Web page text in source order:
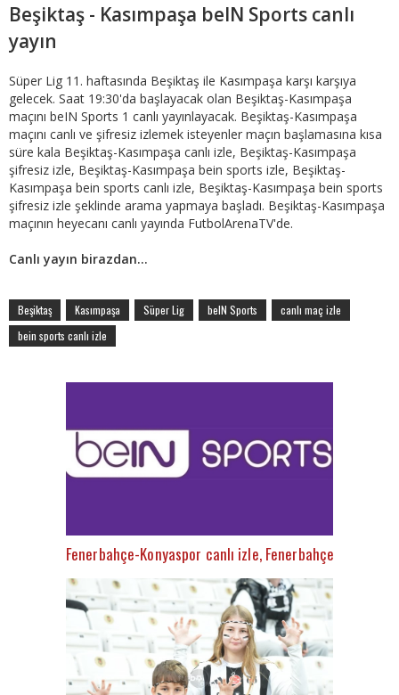
Beşiktaş - Kasımpaşa beIN Sports canlı
yayın
Süper Lig 11. haftasında Beşiktaş ile Kasımpaşa karşı karşıya
gelecek. Saat 19:30'da başlayacak olan Beşiktaş-Kasımpaşa
maçını beIN Sports 1 canlı yayınlayacak. Beşiktaş-Kasımpaşa
maçını canlı ve şifresiz izlemek isteyenler maçın başlamasına kısa
süre kala Beşiktaş-Kasımpaşa canlı izle, Beşiktaş-Kasımpaşa
şifresiz izle, Beşiktaş-Kasımpaşa bein sports izle, Beşiktaş-
Kasımpaşa bein sports canlı izle, Beşiktaş-Kasımpaşa bein sports
şifresiz izle şeklinde arama yapmaya başladı. Beşiktaş-Kasımpaşa
maçının heyecanı canlı yayında FutbolArenaTV'de.
Canlı yayın birazdan...
Beşiktaş Kasımpaşa Süper Lig beIN Sports
canlı maç izle
bein sports canlı izle
Fenerbahçe-Konyaspor canlı izle, Fenerbahçe-